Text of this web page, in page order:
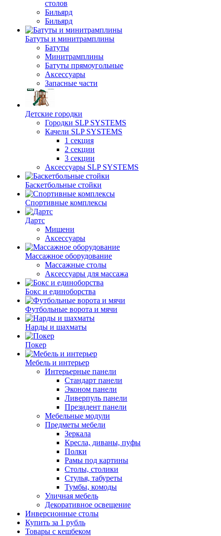
столов
Бильяpд
Бильяpд
Батуты и минитрамплины
Батуты
Минитрамплины
Батуты прямоугольные
Аксессуары
Запасные части
Детские городки
Городки SLP SYSTEMS
Качели SLP SYSTEMS
1 секция
2 секции
3 секции
Аксессуары SLP SYSTEMS
Баскетбольные стойки
Спортивные комплексы
Дартс
Мишени
Аксессуары
Массажное оборудование
Массажные столы
Аксессуары для массажа
Бокс и единоборства
Футбольные ворота и мячи
Нарды и шахматы
Покер
Мебель и интерьер
Интерьерные панели
Стандарт панели
Эконом панели
Ливерпуль панели
Президент панели
Мебельные модули
Предметы мебели
Зеркала
Кресла, диваны, пуфы
Полки
Рамы под картины
Столы, столики
Стулья, табуреты
Тумбы, комоды
Уличная мебель
Декоративное освещение
Инверсионные столы
Купить за 1 рубль
Товары с кешбеком